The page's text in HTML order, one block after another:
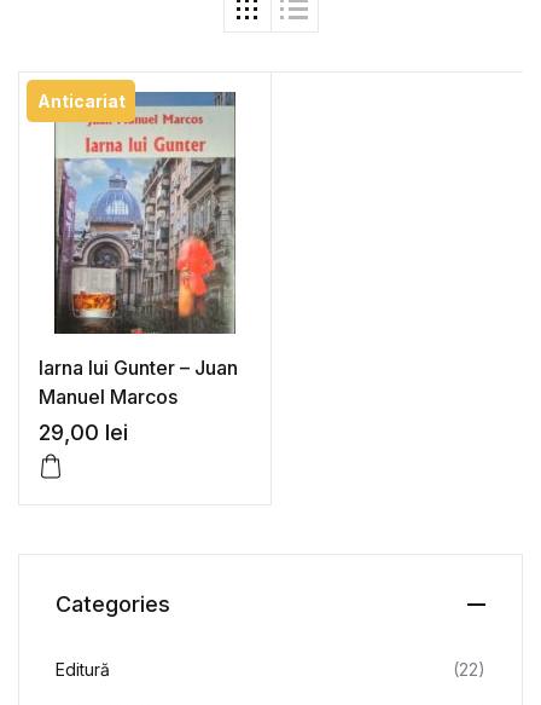
Anticariat
Iarna lui Gunter – Juan
Manuel Marcos
29,00 lei
Categories
Editură (22)